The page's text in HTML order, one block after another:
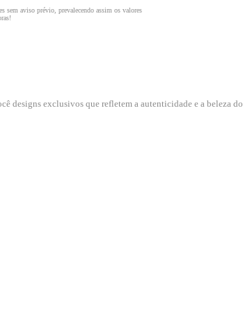
designs exclusivos que refletem a autenticidade e a beleza